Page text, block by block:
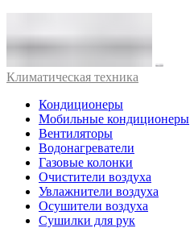
Климатическая техника
Кондиционеры
Мобильные кондиционеры
Вентиляторы
Водонагреватели
Газовые колонки
Очистители воздуха
Увлажнители воздуха
Осушители воздуха
Сушилки для рук